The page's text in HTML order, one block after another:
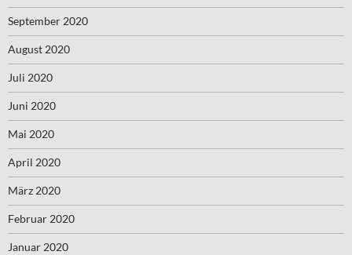
September 2020
August 2020
Juli 2020
Juni 2020
Mai 2020
April 2020
März 2020
Februar 2020
Januar 2020